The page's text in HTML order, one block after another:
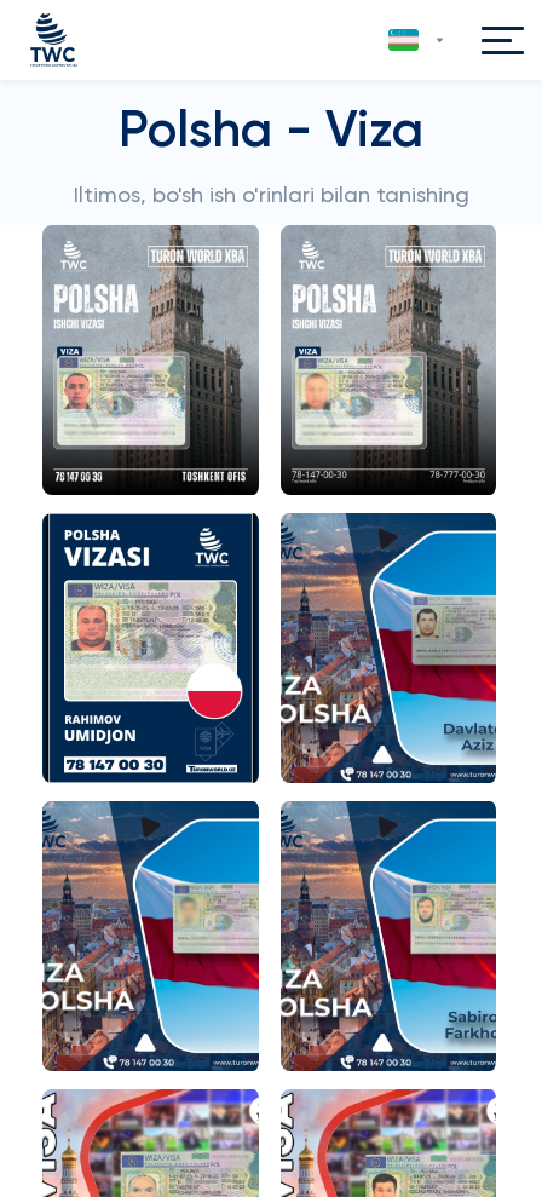
Polsha - Viza
Iltimos, bo'sh ish o'rinlari bilan tanishing